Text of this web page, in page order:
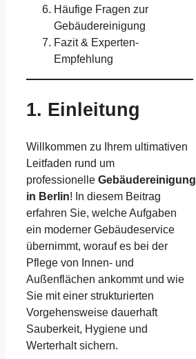
Häufige Fragen zur
Gebäudereinigung
Fazit & Experten-
Empfehlung
1. Einleitung
Willkommen zu Ihrem ultimativen
Leitfaden rund um
professionelle Gebäudereinigung
in Berlin! In diesem Beitrag
erfahren Sie, welche Aufgaben
ein moderner Gebäudeservice
übernimmt, worauf es bei der
Pflege von Innen- und
Außenflächen ankommt und wie
Sie mit einer strukturierten
Vorgehensweise dauerhaft
Sauberkeit, Hygiene und
Werterhalt sichern.